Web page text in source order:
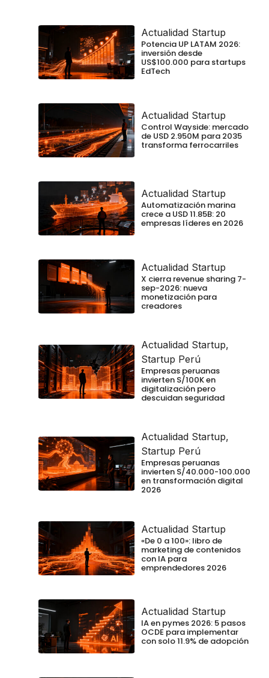
Actualidad Startup
Potencia UP LATAM 2026:
inversión desde
US$100.000 para startups
EdTech
Actualidad Startup
Control Wayside: mercado
de USD 2.950M para 2035
transforma ferrocarriles
Actualidad Startup
Automatización marina
crece a USD 11.85B: 20
empresas líderes en 2026
Actualidad Startup
X cierra revenue sharing 7-
sep-2026: nueva
monetización para
creadores
Actualidad Startup,
Startup Perú
Empresas peruanas
invierten S/100K en
digitalización pero
descuidan seguridad
Actualidad Startup,
Startup Perú
Empresas peruanas
invierten S/40.000-100.000
en transformación digital
2026
Actualidad Startup
«De 0 a 100»: libro de
marketing de contenidos
con IA para
emprendedores 2026
Actualidad Startup
IA en pymes 2026: 5 pasos
OCDE para implementar
con solo 11.9% de adopción